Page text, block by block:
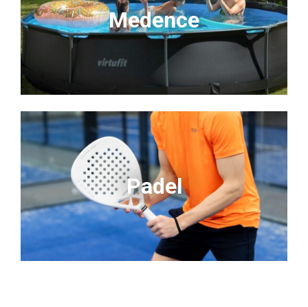
Medence
Padel